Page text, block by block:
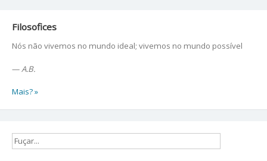
Filosofices
Nós não vivemos no mundo ideal; vivemos no mundo possível
—A.B.
Mais? »